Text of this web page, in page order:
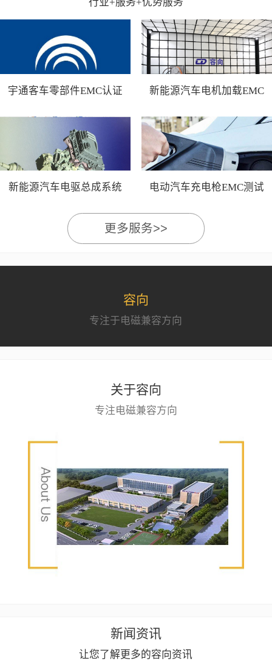
宇通客车零部件EMC认证
新能源汽车电机加载EMC
新能源汽车电驱总成系统
电动汽车充电枪EMC测试
更多服务>>
容向
专注于电磁兼容方向
关于容向
专注电磁兼容方向
新闻资讯
让您了解更多的容向资讯